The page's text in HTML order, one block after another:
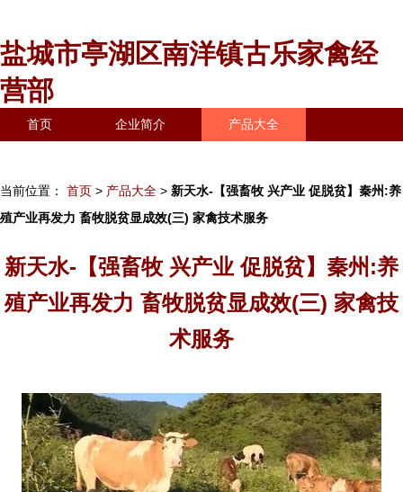
盐城市亭湖区南洋镇古乐家禽经
营部
首页 企业简介 产品大全
当前位置： 首页 > 产品大全 > 新天水-【强畜牧 兴产业 促脱贫】秦州:养
殖产业再发力 畜牧脱贫显成效(三) 家禽技术服务
新天水-【强畜牧 兴产业 促脱贫】秦州:养
殖产业再发力 畜牧脱贫显成效(三) 家禽技
术服务